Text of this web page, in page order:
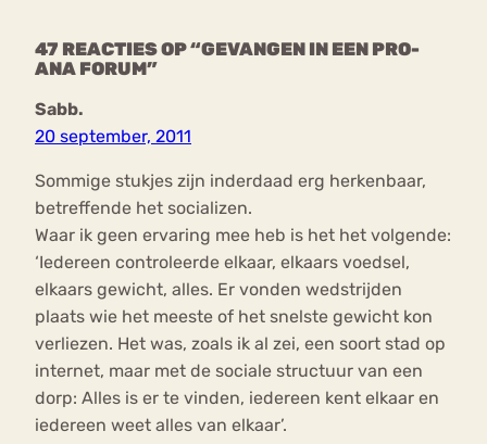
47 REACTIES OP “GEVANGEN IN EEN PRO-
ANA FORUM”
Sabb.
20 september, 2011
Sommige stukjes zijn inderdaad erg herkenbaar,
betreffende het socializen.
Waar ik geen ervaring mee heb is het het volgende:
‘Iedereen controleerde elkaar, elkaars voedsel,
elkaars gewicht, alles. Er vonden wedstrijden
plaats wie het meeste of het snelste gewicht kon
verliezen. Het was, zoals ik al zei, een soort stad op
internet, maar met de sociale structuur van een
dorp: Alles is er te vinden, iedereen kent elkaar en
iedereen weet alles van elkaar’.